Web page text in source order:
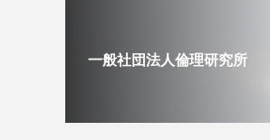
一般社団法人倫理研究所